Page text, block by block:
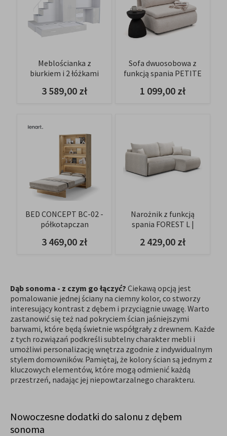
Meblościanka z
biurkiem i 2 łóżkami
połysk
3 589,00 zł
Sofa dwuosobowa z
funkcją spania PETITE
1 099,00 zł
BED CONCEPT BC-02 -
półkotapczan
artisan
3 469,00 zł
Narożnik z funkcją
spania FOREST L |
2 429,00 zł
Dąb sonoma - z czym go łączyć? Ciekawą opcją jest
pomalowanie jednej ściany na ciemny kolor, co stworzy
interesujący kontrast z dębem i przyciągnie uwagę. Warto
zastanowić się też nad pokryciem ścian jaśniejszymi
barwami, które będą świetnie współgrały z drewnem. Każde
z tych rozwiązań podkreśli subtelny charakter mebli i
umożliwi personalizację wnętrza zgodnie z indywidualnym
stylem domowników. Pamiętaj, że kolory ścian są jednym z
kluczowych elementów, które mogą odmienić każdą
przestrzeń, nadając jej niepowtarzalnego charakteru.
Nowoczesne dodatki do salonu z dębem
sonoma